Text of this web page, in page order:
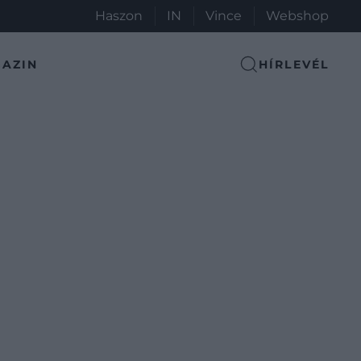
Haszon IN Vince Webshop
HÍRLEVÉL